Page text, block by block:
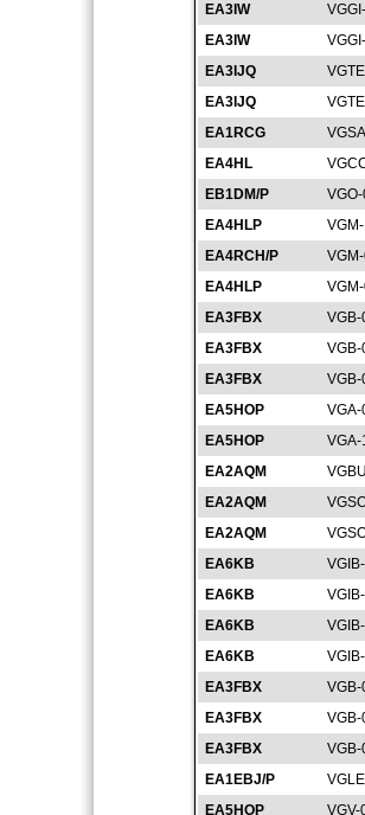
EA3IW
EA3IW
EA3IJQ
EA3IJQ
EA1RCG
EA4HL
EB1DM/P
EA4HLP
EA4RCH/P
EA4HLP
EA3FBX
EA3FBX
EA3FBX
EA5HOP
EA5HOP
EA2AQM
EA2AQM
EA2AQM
EA6KB
EA6KB
EA6KB
EA6KB
EA3FBX
EA3FBX
EA3FBX
EA1EBJ/P
EA5HOP
VGV-